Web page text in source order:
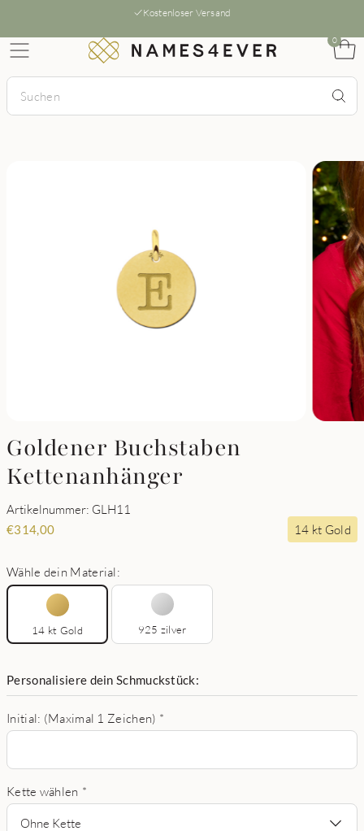
Kostenloser Versand
0
Goldener Buchstaben
Kettenanhänger
Artikelnummer: GLH11
€314,00 14 kt Gold
Wähle dein Material:
14 kt Gold 925 zilver
Personalisiere dein Schmuckstück:
Initial: (Maximal 1 Zeichen) *
Kette wählen *
Ohne Kette